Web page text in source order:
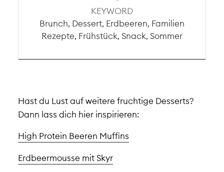
KEYWORD
Brunch, Dessert, Erdbeeren, Familien
Rezepte, Frühstück, Snack, Sommer
Hast du Lust auf weitere fruchtige Desserts?
Dann lass dich hier inspirieren:
High Protein Beeren Muffins
Erdbeermousse mit Skyr